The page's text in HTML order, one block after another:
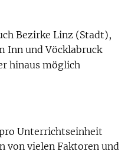
Bezirke Linz (Stadt),
Inn und Vöcklabruck
hinaus möglich
Unterrichtseinheit
von vielen Faktoren und